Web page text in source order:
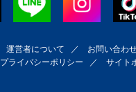
運営者について ／ お問い合わ
プライバシーポリシー ／ サイト